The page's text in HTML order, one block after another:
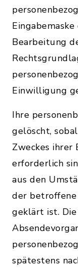
Bearbeitung
Einwilligung
Ihre
gelöscht,
Zweckes ihrer
erforderlich
aus den
der betroffene
geklärt ist.
spätestens